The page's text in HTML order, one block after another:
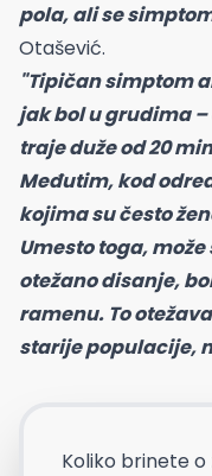
pola, ali se
Otašević.
"Tipičan simptom
jak bol u grudima
traje duže od 20
Međutim, kod
kojima su često
Umesto toga,
otežano disanje,
ramenu. To
starije populacije,
Koliko brinete